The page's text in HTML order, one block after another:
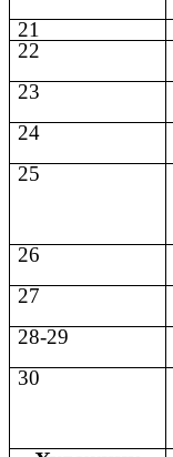
21
22
23
24
25
26
27
28-29
30